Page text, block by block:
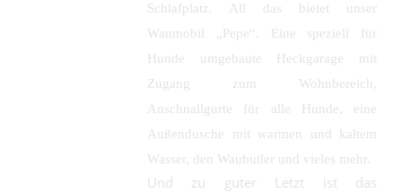
Schlafplatz. All das bietet unser
Waumobil „Pepe“. Eine speziell für
Hunde umgebaute Heckgarage mit
Zugang zum Wohnbereich,
Anschnallgurte für alle Hunde, eine
Außendusche mit warmen und kaltem
Wasser, den Waubutler und vieles mehr.
Und zu guter Letzt ist das